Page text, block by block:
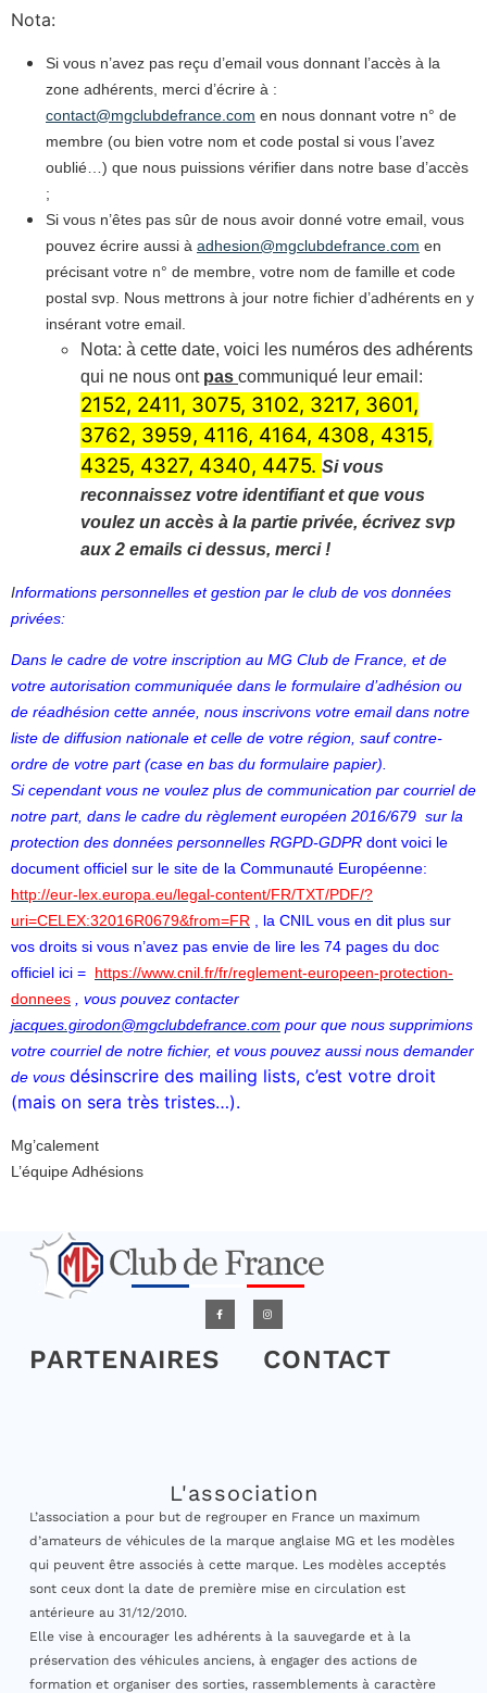
Nota:
Si vous n’avez pas reçu d’email vous donnant l’accès à la
zone adhérents, merci d’écrire à :
contact@mgclubdefrance.com en nous donnant votre n° de
membre (ou bien votre nom et code postal si vous l’avez
oublié…) que nous puissions vérifier dans notre base d’accès
;
Si vous n’êtes pas sûr de nous avoir donné votre email, vous
pouvez écrire aussi à adhesion@mgclubdefrance.com en
précisant votre n° de membre, votre nom de famille et code
postal svp. Nous mettrons à jour notre fichier d’adhérents en y
insérant votre email.
Nota: à cette date, voici les numéros des adhérents
qui ne nous ont pas communiqué leur email:
2152, 2411, 3075, 3102, 3217, 3601,
3762, 3959, 4116, 4164, 4308, 4315,
4325, 4327, 4340, 4475. Si vous
reconnaissez votre identifiant et que vous
voulez un accès à la partie privée, écrivez svp
aux 2 emails ci dessus, merci !
Informations personnelles et gestion par le club de vos données
privées:
Dans le cadre de votre inscription au MG Club de France, et de
votre autorisation communiquée dans le formulaire d’adhésion ou
de réadhésion cette année, nous inscrivons votre email dans notre
liste de diffusion nationale et celle de votre région, sauf contre-
ordre de votre part (case en bas du formulaire papier).
Si cependant vous ne voulez plus de communication par courriel de
notre part, dans le cadre du règlement européen 2016/679 sur la
protection des données personnelles RGPD-GDPR dont voici le
document officiel sur le site de la Communauté Européenne:
http://eur-lex.europa.eu/legal-content/FR/TXT/PDF/?
uri=CELEX:32016R0679&from=FR , la CNIL vous en dit plus sur
vos droits si vous n’avez pas envie de lire les 74 pages du doc
officiel ici = https://www.cnil.fr/fr/reglement-europeen-protection-
donnees , vous pouvez contacter
jacques.girodon@mgclubdefrance.com pour que nous supprimions
votre courriel de notre fichier, et vous pouvez aussi nous demander
de vous désinscrire des mailing lists, c’est votre droit
(mais on sera très tristes…).
Mg’calement
L’équipe Adhésions
PARTENAIRES CONTACT
L'association
L’association a pour but de regrouper en France un maximum
d’amateurs de véhicules de la marque anglaise MG et les modèles
qui peuvent être associés à cette marque. Les modèles acceptés
sont ceux dont la date de première mise en circulation est
antérieure au 31/12/2010.
Elle vise à encourager les adhérents à la sauvegarde et à la
préservation des véhicules anciens, à engager des actions de
formation et organiser des sorties, rassemblements à caractère